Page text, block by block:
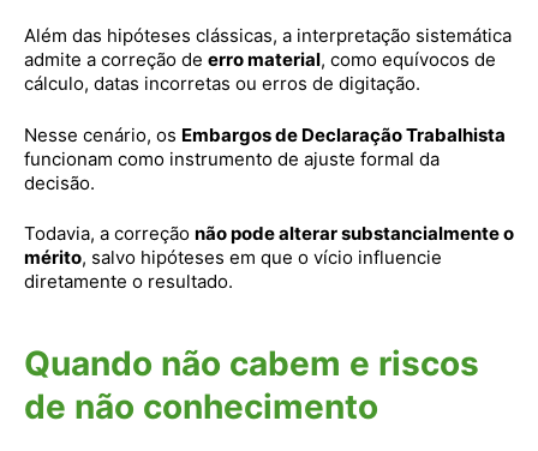
Além das hipóteses clássicas, a interpretação sistemática
admite a correção de erro material, como equívocos de
cálculo, datas incorretas ou erros de digitação.
Nesse cenário, os Embargos de Declaração Trabalhista
funcionam como instrumento de ajuste formal da
decisão.
Todavia, a correção não pode alterar substancialmente o
mérito, salvo hipóteses em que o vício influencie
diretamente o resultado.
Quando não cabem e riscos
de não conhecimento